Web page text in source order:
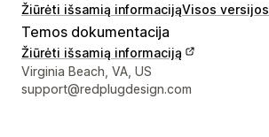
Žiūrėti išsamią informacijąVisos versijos
Temos dokumentacija
Žiūrėti išsamią informaciją
Kūrėjo kontaktiniai duomenys
Virginia Beach, VA, US
support@redplugdesign.com